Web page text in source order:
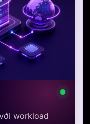
workload